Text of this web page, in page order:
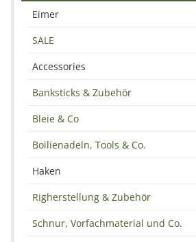
Eimer
SALE
Accessories
Banksticks & Zubehör
Bleie & Co
Boilienadeln, Tools & Co.
Haken
Righerstellung & Zubehör
Schnur, Vorfachmaterial und Co.